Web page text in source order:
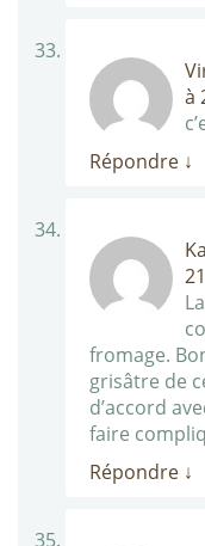
à
Répondre ↓
fromage.
grisâtre de
d’accord
faire
Répondre ↓